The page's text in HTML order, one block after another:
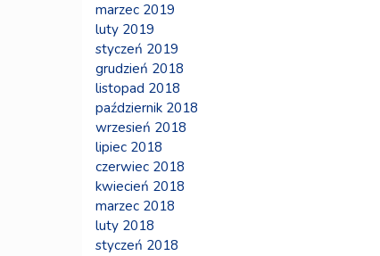
marzec 2019
luty 2019
styczeń 2019
grudzień 2018
listopad 2018
październik 2018
wrzesień 2018
lipiec 2018
czerwiec 2018
kwiecień 2018
marzec 2018
luty 2018
styczeń 2018